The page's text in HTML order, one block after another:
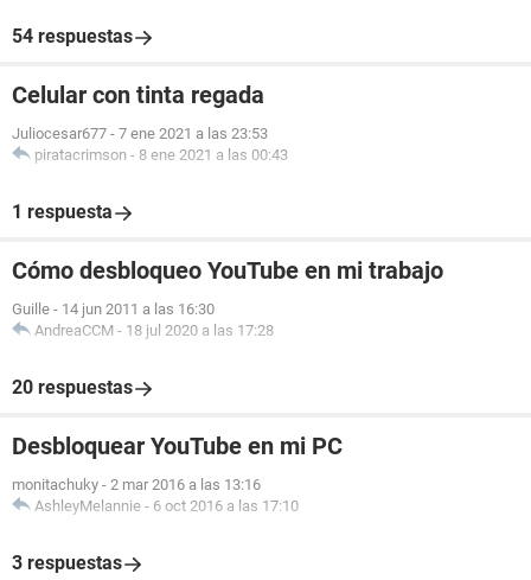
54 respuestas
Celular con tinta regada
Juliocesar677 - 7 ene 2021 a las 23:53
piratacrimson - 8 ene 2021 a las 00:43
1 respuesta
Cómo desbloqueo YouTube en mi trabajo
Guille - 14 jun 2011 a las 16:30
AndreaCCM - 18 jul 2020 a las 17:28
20 respuestas
Desbloquear YouTube en mi PC
monitachuky - 2 mar 2016 a las 13:16
AshleyMelannie - 6 oct 2016 a las 17:10
3 respuestas